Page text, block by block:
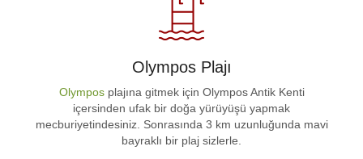
Olympos Plajı
Olymposplajına gitmek için Olympos Antik Kenti
içersinden ufak bir doğa yürüyüşü yapmak
mecburiyetindesiniz. Sonrasında 3 km uzunluğunda mavi
bayraklı bir plaj sizlerle.